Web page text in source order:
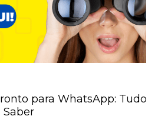
para WhatsApp: Tudo
Saber